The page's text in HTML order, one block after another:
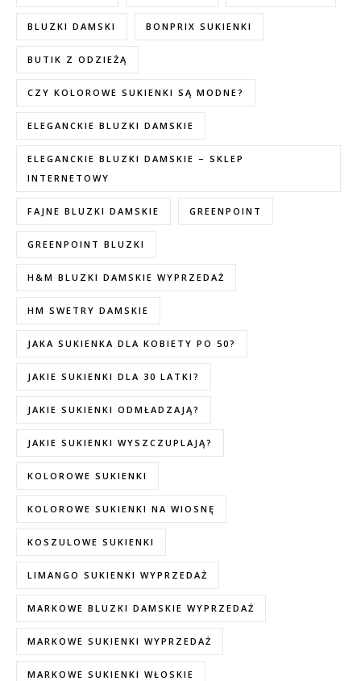
BLUZKI DAMSKI BONPRIX SUKIENKI
BUTIK Z ODZIEŻĄ
CZY KOLOROWE SUKIENKI SĄ MODNE?
ELEGANCKIE BLUZKI DAMSKIE
ELEGANCKIE BLUZKI DAMSKIE – SKLEP
INTERNETOWY
FAJNE BLUZKI DAMSKIE GREENPOINT
GREENPOINT BLUZKI
H&M BLUZKI DAMSKIE WYPRZEDAŻ
HM SWETRY DAMSKIE
JAKA SUKIENKA DLA KOBIETY PO 50?
JAKIE SUKIENKI DLA 30 LATKI?
JAKIE SUKIENKI ODMŁADZAJĄ?
JAKIE SUKIENKI WYSZCZUPLAJĄ?
KOLOROWE SUKIENKI
KOLOROWE SUKIENKI NA WIOSNĘ
KOSZULOWE SUKIENKI
LIMANGO SUKIENKI WYPRZEDAŻ
MARKOWE BLUZKI DAMSKIE WYPRZEDAŻ
MARKOWE SUKIENKI WYPRZEDAŻ
MARKOWE SUKIENKI WŁOSKIE